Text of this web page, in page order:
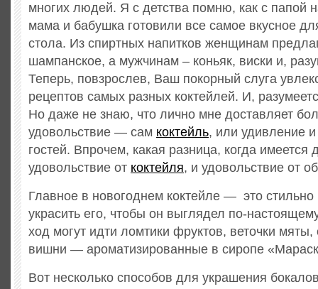
многих людей. Я с детства помню, как с папой
мама и бабушка готовили все самое вкусное
стола. Из спиртных напитков женщинам
шампанское, а мужчинам – коньяк, виски и,
Теперь, повзрослев, Ваш покорный слуга
рецептов самых разных коктейлей. И,
Но даже не знаю, что лично мне доставляет
удовольствие — сам коктейль, или удивление
гостей. Впрочем, какая разница, когда
удовольствие от коктейля, и удовольствие от
Главное в новогоднем коктейле — это стильно
украсить его, чтобы он выглядел по-
ход могут идти ломтики фруктов, веточки мяты,
вишни — ароматизированные в сиропе
Вот несколько способов для украшения